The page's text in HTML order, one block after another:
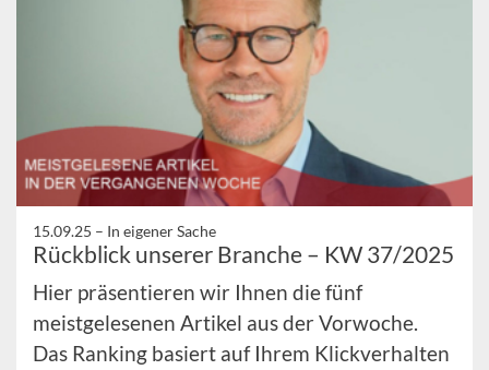
15.09.25 – In eigener Sache
Rückblick unserer Branche – KW 37/2025
Hier präsentieren wir Ihnen die fünf
meistgelesenen Artikel aus der Vorwoche.
Das Ranking basiert auf Ihrem Klickverhalten